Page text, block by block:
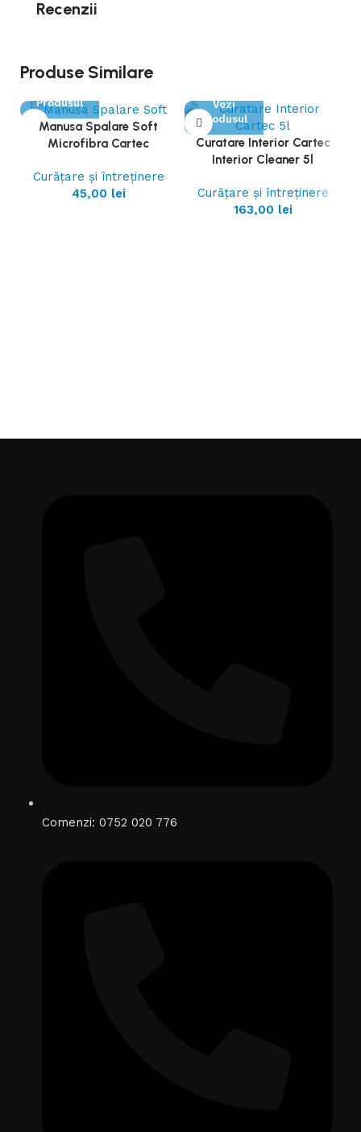
Recenzii
Produse Similare
Produsul
Manusa Spalare Soft
Microfibra Cartec
Curățare și întreținere
45,00 lei
Vezi
Produsul
Curatare Interior Cartec
Interior Cleaner 5l
Curățare și întreținere
163,00 lei
Comenzi: 0752 020 776